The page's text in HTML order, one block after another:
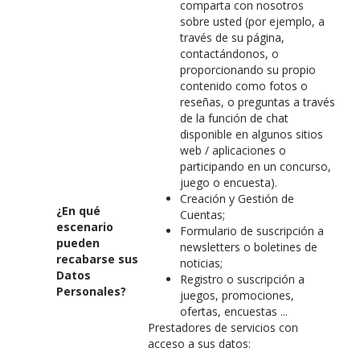
comparta con nosotros
sobre usted (por ejemplo, a
través de su página,
contactándonos, o
proporcionando su propio
contenido como fotos o
reseñas, o preguntas a través
de la función de chat
disponible en algunos sitios
web / aplicaciones o
participando en un concurso,
juego o encuesta).
¿En qué
escenario
pueden
recabarse sus
Datos
Personales?
Creación y Gestión de
Cuentas;
Formulario de suscripción a
newsletters o boletines de
noticias;
Registro o suscripción a
juegos, promociones,
ofertas, encuestas ...
Prestadores de servicios con
acceso a sus datos: